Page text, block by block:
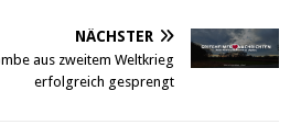
NÄCHSTER
aus zweitem Weltkrieg
erfolgreich gesprengt